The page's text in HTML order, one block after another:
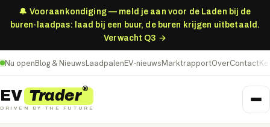
🔔 Vooraankondiging — meld je aan voor de Laden bij de
buren-laadpas: laad bij een buur, de buren krijgen uitbetaald.
Verwacht Q3 →
Nu openBlog & NieuwsLaadpalenEV-nieuwsMarktrapportOverContact
EV Trader®
DRIVEN BY THE FUTURE